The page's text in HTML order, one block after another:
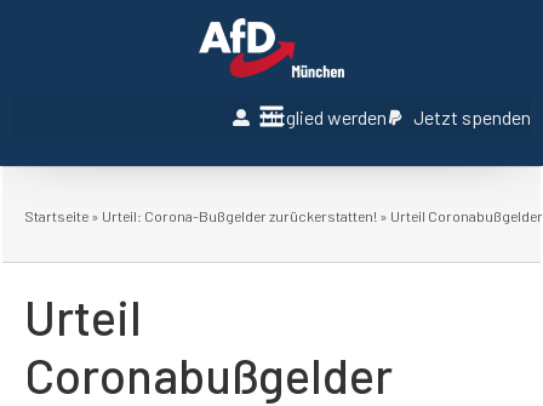
Mitglied werden Jetzt spenden
Startseite » Urteil: Corona-Bußgelder zurückerstatten! » Urteil Coronabußgelder
Urteil
Coronabußgelder